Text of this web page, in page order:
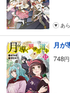
あ
月が
748